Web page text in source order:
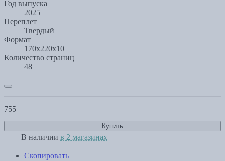
Год выпуска
2025
Переплет
Твердый
Формат
170x220x10
Количество страниц
48
755
Купить
В наличии в 2 магазинах
Скопировать